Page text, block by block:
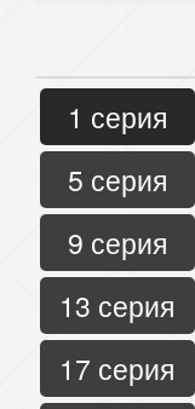
1 серия
5 серия
9 серия
13 серия
17 серия